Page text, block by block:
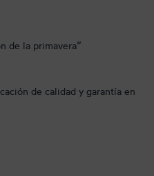
de la primavera”
de calidad y garantía en